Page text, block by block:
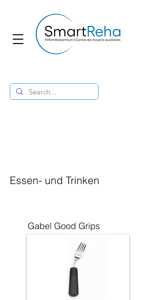
Essen- und Trinken
Gabel Good Grips